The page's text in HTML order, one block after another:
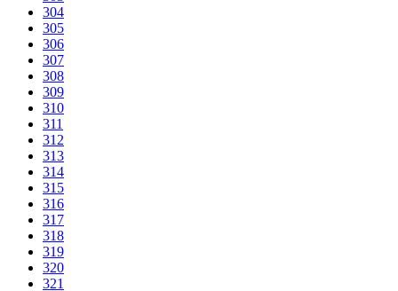
304
305
306
307
308
309
310
311
312
313
314
315
316
317
318
319
320
321